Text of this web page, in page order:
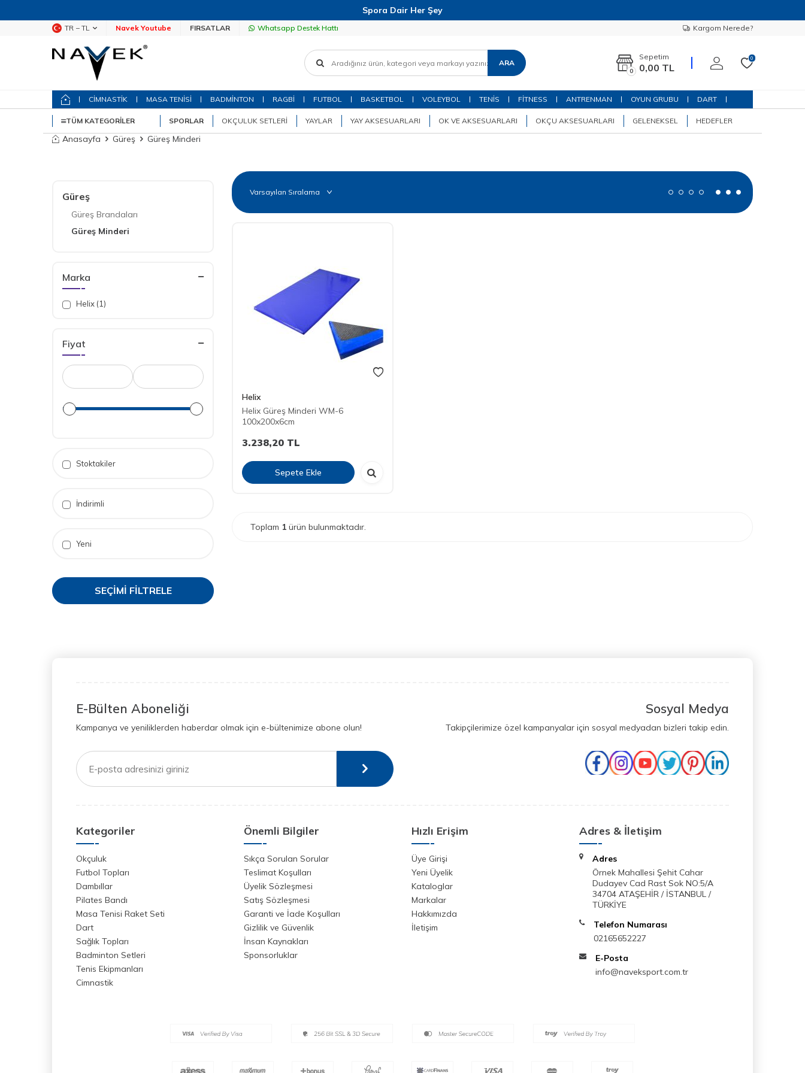
Spora Dair Her Şey
TR − TL Navek Youtube FIRSATLAR Whatsapp Destek Hattı Kargom Nerede?
ARA
0
Sepetim
0,00 TL
0
CİMNASTİK MASA TENİSİ BADMİNTON RAGBİ FUTBOL BASKETBOL VOLEYBOL TENİS FİTNESS ANTRENMAN OYUN GRUBU DART
TÜM KATEGORILER SPORLAR OKÇULUK SETLERI YAYLAR YAY AKSESUARLARI OK VE AKSESUARLARI OKÇU AKSESUARLARI GELENEKSEL HEDEFLER
Anasayfa Güreş Güreş Minderi
Güreş
Güreş Brandaları
Güreş Minderi
Marka
Helix (1)
Fiyat
Stoktakiler
İndirimli
Yeni
SEÇIMI FILTRELE
Helix
Helix Güreş Minderi WM-6
100x200x6cm
3.238,20 TL
Sepete Ekle
Toplam 1 ürün bulunmaktadır.
E-Bülten Aboneliği
Kampanya ve yeniliklerden haberdar olmak için e-bültenimize abone olun!
Sosyal Medya
Takipçilerimize özel kampanyalar için sosyal medyadan bizleri takip edin.
Kategoriler
Okçuluk
Futbol Topları
Dambıllar
Pilates Bandı
Masa Tenisi Raket Seti
Dart
Sağlık Topları
Badminton Setleri
Tenis Ekipmanları
Cimnastik
Önemli Bilgiler
Sıkça Sorulan Sorular
Teslimat Koşulları
Üyelik Sözleşmesi
Satış Sözleşmesi
Garanti ve İade Koşulları
Gizlilik ve Güvenlik
İnsan Kaynakları
Sponsorluklar
Hızlı Erişim
Üye Girişi
Yeni Üyelik
Kataloglar
Markalar
Hakkımızda
İletişim
Adres & İletişim
Adres
Örnek Mahallesi Şehit Cahar
Dudayev Cad Rast Sok NO:5/A
34704 ATAŞEHİR / İSTANBUL /
TÜRKİYE
Telefon Numarası
02165652227
E-Posta
info@naveksport.com.tr